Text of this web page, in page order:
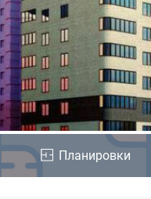
Планировки